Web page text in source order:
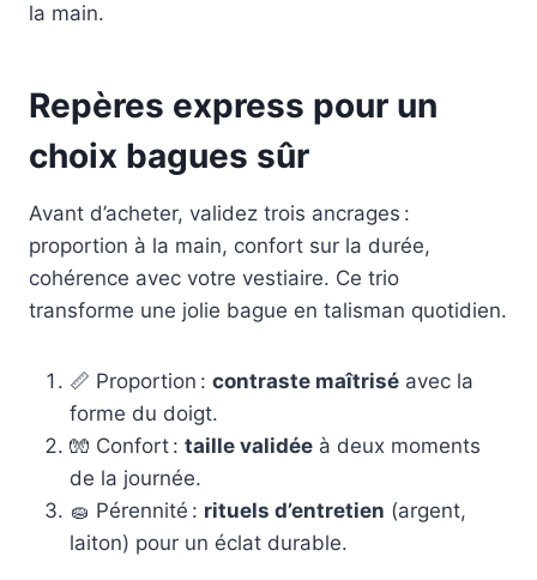
la main.
Repères express pour un
choix bagues sûr
Avant d’acheter, validez trois ancrages :
proportion à la main, confort sur la durée,
cohérence avec votre vestiaire. Ce trio
transforme une jolie bague en talisman quotidien.
📏 Proportion : contraste maîtrisé avec la
forme du doigt.
🧤 Confort : taille validée à deux moments
de la journée.
🧽 Pérennité : rituels d’entretien (argent,
laiton) pour un éclat durable.